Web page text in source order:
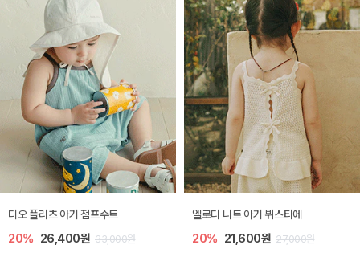
디오 플리츠 아기 점프수트
20% 26,400원 33,000원
엘로디 니트 아기 뷔스티에
20% 21,600원 27,000원